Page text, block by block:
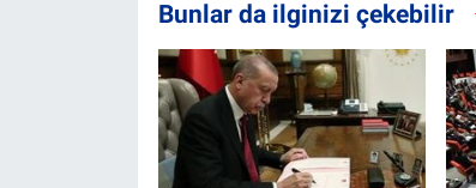
Bunlar da ilginizi çekebilir